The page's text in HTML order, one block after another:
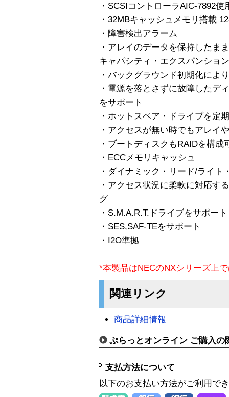
・SCSIコントローラAIC-7892使
・32MBキャッシュメモリ搭載
・障害検出アラーム
・アレイのデータを保持したま
キャパシティ・エクスパンショ
・バックグラウンド初期化によ
・電源を落とさずに故障したデ
をサポート
・ホットスペア・ドライブを定
・アクセスが無い時でもアレイ
・ブートディスクもRAIDを構成
・ECCメモリキャッシュ
・ダイナミック・リード/ライト
・アクセス状況に柔軟に対応す
グ
・S.M.A.R.T.ドライブをサポート
・SES,SAF-TEをサポート
・I2O準拠
*本製品はNECのNXシリーズ上
関連リンク
商品詳細情報
ぷらっとオンライン ご購入の
支払方法について
以下のお支払い方法がご利用で